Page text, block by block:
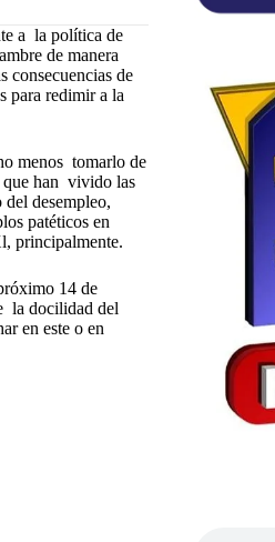
a la política de
de manera
consecuencias de
para redimir a la
menos tomarlo de
que han vivido las
desempleo,
patéticos en
principalmente.
14 de
la docilidad del
en este o en